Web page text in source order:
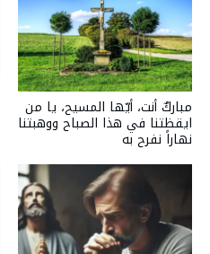
مباركٌ أنت، أيّها المسيح، يا من
ايقظتنا في هذا الصباح ووهبتنا
نهاراً نفرح به